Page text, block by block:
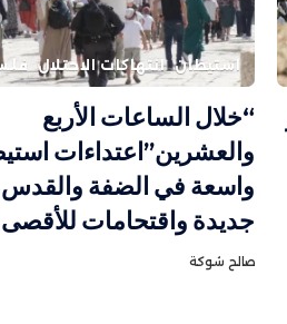
استيطان انتهاكات الاحتلال
“خلال الساعات الأربع
والعشرين”اعتداءات
واسعة في الضفة
جديدة واقتحامات للأقصى
صالح شوكة